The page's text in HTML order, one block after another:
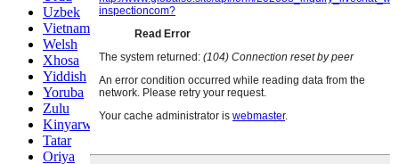
Uzbek
Vietnamese
Welsh
Xhosa
Yiddish
Yoruba
Zulu
Kinyarwanda
Tatar
Oriya